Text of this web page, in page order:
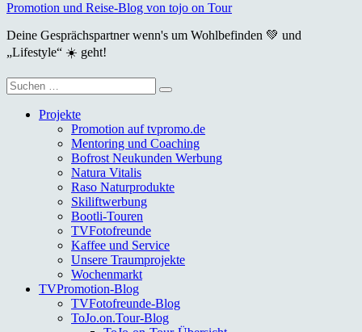
Promotion und Reise-Blog von tojo on Tour
Deine Gesprächspartner wenn's um Wohlbefinden 💚 und
„Lifestyle“ ☀️ geht!
Suche
nach:
Projekte
Promotion auf tvpromo.de
Mentoring und Coaching
Bofrost Neukunden Werbung
Natura Vitalis
Raso Naturprodukte
Skiliftwerbung
Bootli-Touren
TVFotofreunde
Kaffee und Service
Unsere Traumprojekte
Wochenmarkt
TVPromotion-Blog
TVFotofreunde-Blog
ToJo.on.Tour-Blog